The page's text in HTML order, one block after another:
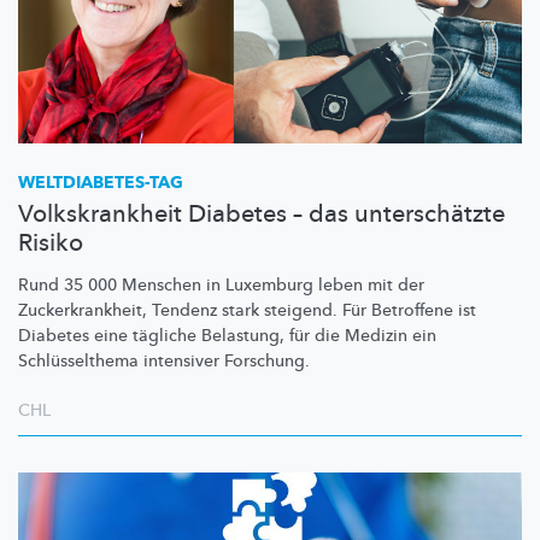
WELTDIABETES-TAG
Volkskrankheit Diabetes – das unterschätzte
Risiko
Rund 35 000 Menschen in Luxemburg leben mit der
Zuckerkrankheit, Tendenz stark steigend. Für Betroffene ist
Diabetes eine tägliche Belastung, für die Medizin ein
Schlüsselthema intensiver Forschung.
CHL